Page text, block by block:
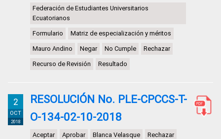
Federación de Estudiantes Universitarios
Ecuatorianos
Formulario Matriz de especialización y méritos
Mauro Andino Negar No Cumple Rechazar
Recurso de Revisión Resultado
2
OCT
2018
RESOLUCIÓN No. PLE-CPCCS-T-
O-134-02-10-2018
Aceptar Aprobar Blanca Velasque Rechazar